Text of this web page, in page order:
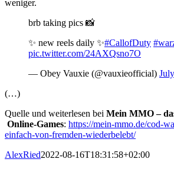
weniger.
brb taking pics 📸
✨ new reels daily ✨#CallofDuty
pic.twitter.com/24AXQsno7O
— Obey Vauxie (@vauxieofficial)
(…)
Quelle und weiterlesen bei Mein MMO –
Online-Games: https://mein-mmo.de/cod-
einfach-von-fremden-wiederbelebt/
AlexRied2022-08-16T18:31:58+02:00